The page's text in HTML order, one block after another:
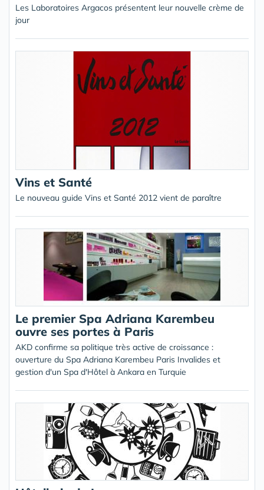
Les Laboratoires Argacos présentent leur nouvelle crème de
jour
Vins et Santé
Le nouveau guide Vins et Santé 2012 vient de paraître
Le premier Spa Adriana Karembeu
ouvre ses portes à Paris
AKD confirme sa politique très active de croissance :
ouverture du Spa Adriana Karembeu Paris Invalides et
gestion d'un Spa d'Hôtel à Ankara en Turquie